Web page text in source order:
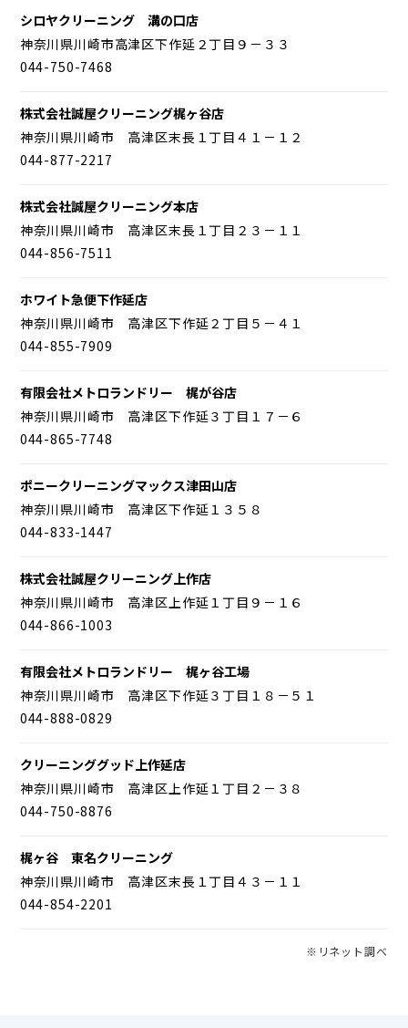
シロヤクリーニング 溝の口店
神奈川県川崎市高津区下作延２丁目９－３３
044-750-7468
株式会社誠屋クリーニング梶ヶ谷店
神奈川県川崎市 高津区末長１丁目４１－１２
044-877-2217
株式会社誠屋クリーニング本店
神奈川県川崎市 高津区末長１丁目２３－１１
044-856-7511
ホワイト急便下作延店
神奈川県川崎市 高津区下作延２丁目５－４１
044-855-7909
有限会社メトロランドリー 梶が谷店
神奈川県川崎市 高津区下作延３丁目１７－６
044-865-7748
ポニークリーニングマックス津田山店
神奈川県川崎市 高津区下作延１３５８
044-833-1447
株式会社誠屋クリーニング上作店
神奈川県川崎市 高津区上作延１丁目９－１６
044-866-1003
有限会社メトロランドリー 梶ヶ谷工場
神奈川県川崎市 高津区下作延３丁目１８－５１
044-888-0829
クリーニンググッド上作延店
神奈川県川崎市 高津区上作延１丁目２－３８
044-750-8876
梶ヶ谷 東名クリーニング
神奈川県川崎市 高津区末長１丁目４３－１１
044-854-2201
※リネット調べ